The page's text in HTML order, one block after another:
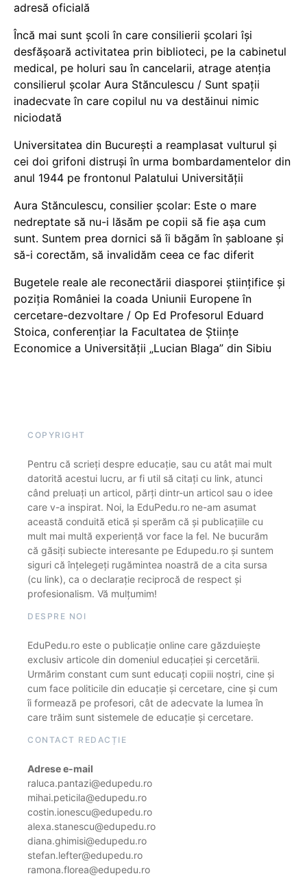
adresă oficială
Încă mai sunt școli în care consilierii școlari își
desfășoară activitatea prin biblioteci, pe la cabinetul
medical, pe holuri sau în cancelarii, atrage atenția
consilierul școlar Aura Stănculescu / Sunt spații
inadecvate în care copilul nu va destăinui nimic
niciodată
Universitatea din București a reamplasat vulturul și
cei doi grifoni distruși în urma bombardamentelor din
anul 1944 pe frontonul Palatului Universității
Aura Stănculescu, consilier școlar: Este o mare
nedreptate să nu-i lăsăm pe copii să fie așa cum
sunt. Suntem prea dornici să îi băgăm în șabloane și
să-i corectăm, să invalidăm ceea ce fac diferit
Bugetele reale ale reconectării diasporei științifice și
poziția României la coada Uniunii Europene în
cercetare-dezvoltare / Op Ed Profesorul Eduard
Stoica, conferențiar la Facultatea de Științe
Economice a Universității „Lucian Blaga” din Sibiu
COPYRIGHT
Pentru că scrieți despre educație, sau cu atât mai mult
datorită acestui lucru, ar fi util să citați cu link, atunci
când preluați un articol, părți dintr-un articol sau o idee
care v-a inspirat. Noi, la EduPedu.ro ne-am asumat
această conduită etică și sperăm că și publicațiile cu
mult mai multă experiență vor face la fel. Ne bucurăm
că găsiți subiecte interesante pe Edupedu.ro și suntem
siguri că înțelegeți rugămintea noastră de a cita sursa
(cu link), ca o declarație reciprocă de respect și
profesionalism. Vă mulțumim!
DESPRE NOI
EduPedu.ro este o publicație online care găzduiește
exclusiv articole din domeniul educației și cercetării.
Urmărim constant cum sunt educați copiii noștri, cine și
cum face politicile din educație și cercetare, cine și cum
îi formează pe profesori, cât de adecvate la lumea în
care trăim sunt sistemele de educație și cercetare.
CONTACT REDACȚIE
Adrese e-mail
raluca.pantazi@edupedu.ro
mihai.peticila@edupedu.ro
costin.ionescu@edupedu.ro
alexa.stanescu@edupedu.ro
diana.ghimisi@edupedu.ro
stefan.lefter@edupedu.ro
ramona.florea@edupedu.ro